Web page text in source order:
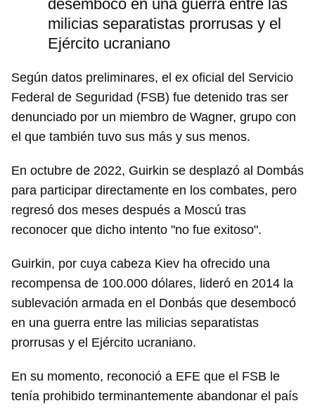
desembocó en una guerra entre las
milicias separatistas prorrusas y el
Ejército ucraniano
Según datos preliminares, el ex oficial del Servicio
Federal de Seguridad (FSB) fue detenido tras ser
denunciado por un miembro de Wagner, grupo con
el que también tuvo sus más y sus menos.
En octubre de 2022, Guirkin se desplazó al Dombás
para participar directamente en los combates, pero
regresó dos meses después a Moscú tras
reconocer que dicho intento "no fue exitoso".
Guirkin, por cuya cabeza Kiev ha ofrecido una
recompensa de 100.000 dólares, lideró en 2014 la
sublevación armada en el Donbás que desembocó
en una guerra entre las milicias separatistas
prorrusas y el Ejército ucraniano.
En su momento, reconoció a EFE que el FSB le
tenía prohibido terminantemente abandonar el país